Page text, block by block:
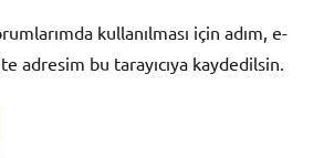
kullanılması için adım, e-
adresim bu tarayıcıya kaydedilsin.